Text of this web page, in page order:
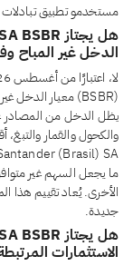
مستخدمو تطبيق
الدخل غير المباح
يظل الدخل من المصادر
ما يجعل السهم غير
الأخرى. يُعاد تقييم هذا
جديدة.
الاستثمارات